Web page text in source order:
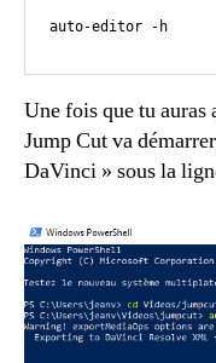
auto-editor -h
Une fois que tu auras
Jump Cut va
DaVinci » sous la